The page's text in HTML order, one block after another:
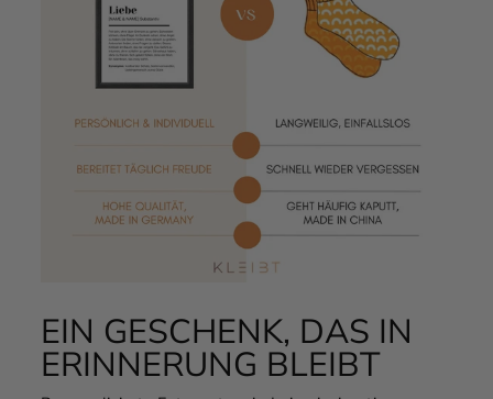
EIN GESCHENK, DAS IN
ERINNERUNG BLEIBT